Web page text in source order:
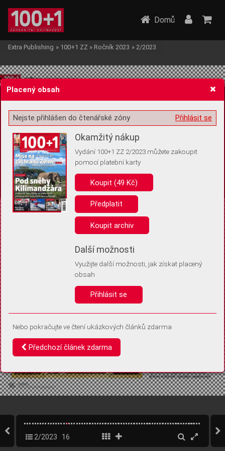
Žádost o souhlas s ukládáním volitelných informací
Pro základní fungování webu nepotřebujeme ukládat žádné informace
(tzv. cookies apod.). Rádi bychom vás ale požádali o souhlas s
uložením volitelných informací:
Anonymní unikátní ID
Díky němu příště poznáme, že se jedná o stejné zařízení, a
Identifikátor je zcela anonymní.
Vaše souhlasy a odmítnutí si ukládáme do vašeho zařízení, abychom se
vás už příště znovu neptali. Můžete je kdykoli později upravit ve Správě
Domů
Extra Publishing » 100+1 ZZ » Ročník 2023 » 2/2023
2/2023 16
Placený obsah
Přihlásit se
Nejste přihlášen do čtenářské zóny
Okamžitý nákup
Vydání 100+1 ZZ 2/2023 můžete zakoupit
pomocí platební karty
Koupit (49 Kč)
Předplatit
Koupit archiv
Další možnosti
Využijte další možnosti, jak získat placený
obsah
Přihlásit se
Nebo pokračujte ve čtení ukázkových článků zdarma
Předchozí článek zdarma